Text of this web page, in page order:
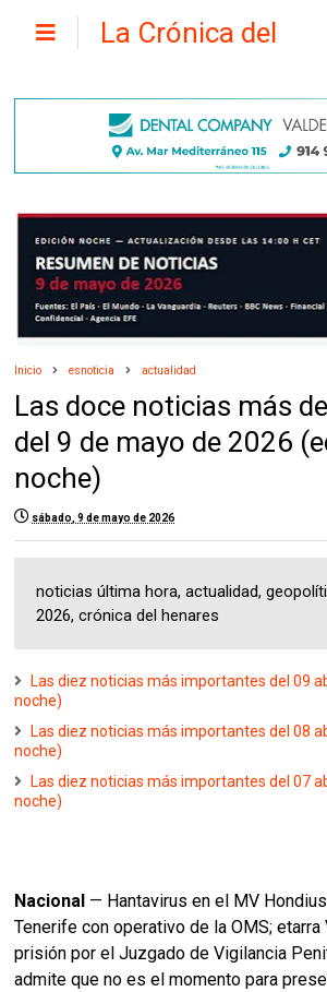
La Crónica del
Inicio esnoticia actualidad
Las doce noticias más
del 9 de mayo de 2026
noche)
sábado, 9 de mayo de 2026
noticias última hora, actualidad,
2026, crónica del henares
Las diez noticias más importantes del 09
noche)
Las diez noticias más importantes del 08
noche)
Las diez noticias más importantes del 07
noche)
Nacional — Hantavirus en el MV
Tenerife con operativo de la OMS;
prisión por el Juzgado de Vigilancia
admite que no es el momento para